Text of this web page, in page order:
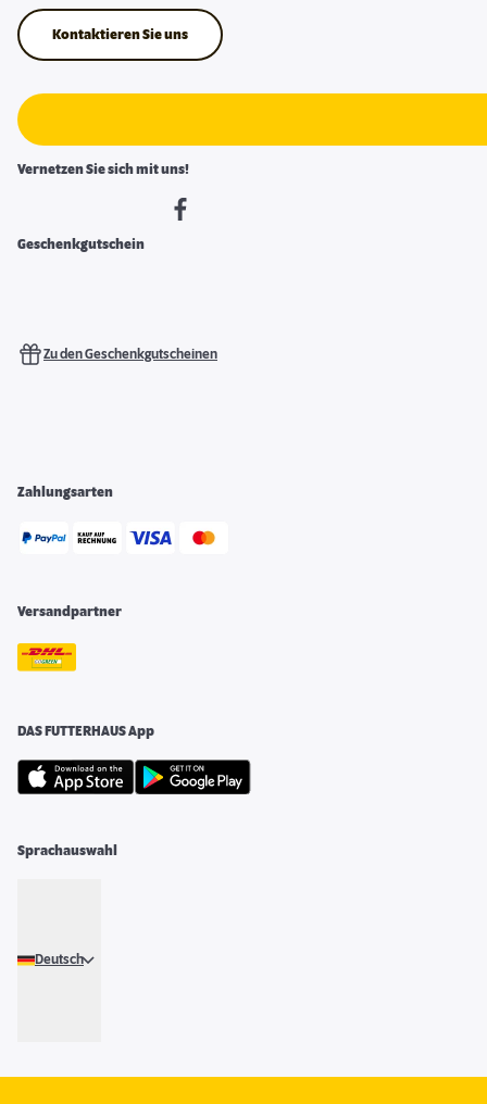
Kontaktieren Sie uns
Vernetzen Sie sich mit uns!
Geschenkgutschein
Zu den Geschenkgutscheinen
Zahlungsarten
Versandpartner
DAS FUTTERHAUS App
Sprachauswahl
Deutsch